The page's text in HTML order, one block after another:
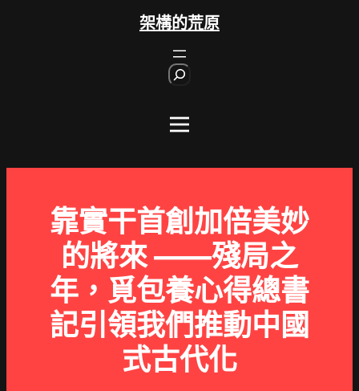
架構的荒原
靠實干首創加倍美妙
的將來 ——殘局之
年，覓包養心得總書
記引領我們推動中國
式古代化